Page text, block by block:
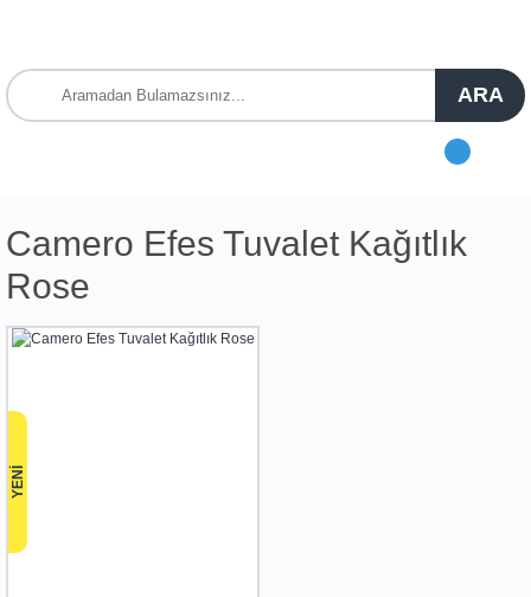
ARA
Camero Efes Tuvalet Kağıtlık
Rose
YENİ